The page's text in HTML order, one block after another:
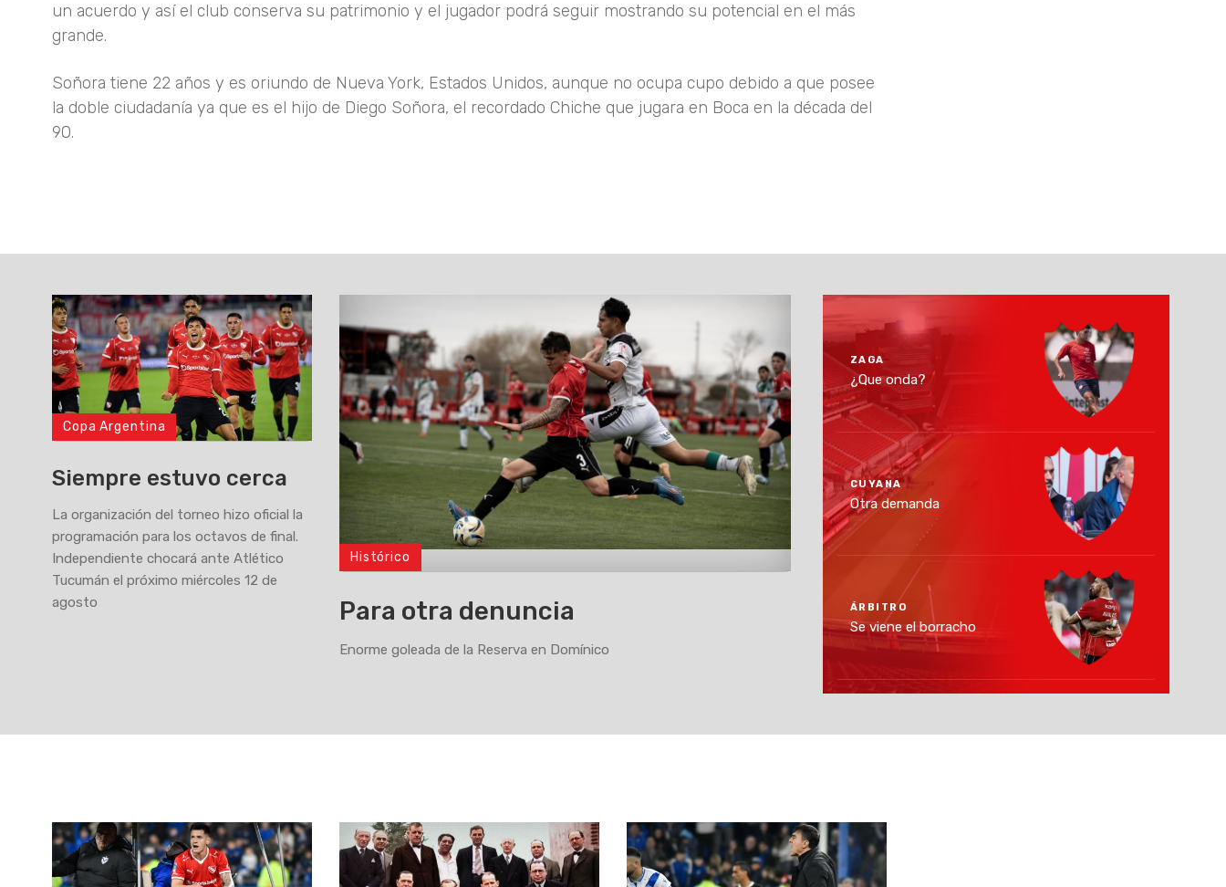
un acuerdo y así el club conserva su patrimonio y el jugador podrá seguir mostrando su potencial en el más
grande.
Soñora tiene 22 años y es oriundo de Nueva York, Estados Unidos, aunque no ocupa cupo debido a que posee
la doble ciudadanía ya que es el hijo de Diego Soñora, el recordado Chiche que jugara en Boca en la década del
90.
Copa Argentina
Siempre estuvo cerca
La organización del torneo hizo oficial la
programación para los octavos de final.
Independiente chocará ante Atlético
Tucumán el próximo miércoles 12 de
agosto
Histórico
Para otra denuncia
Enorme goleada de la Reserva en Domínico
ZAGA
¿Que onda?
CUYANA
Otra demanda
ÁRBITRO
Se viene el borracho